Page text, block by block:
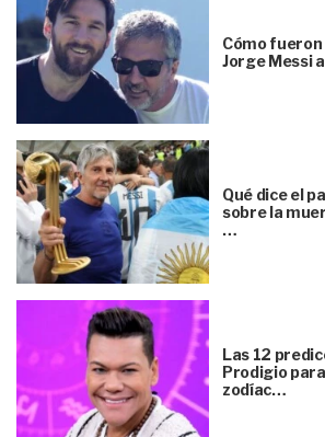
Cómo
Jorge Messi
Qué dice el
sobre la
…
Las 12
Prodigio
zodíac…